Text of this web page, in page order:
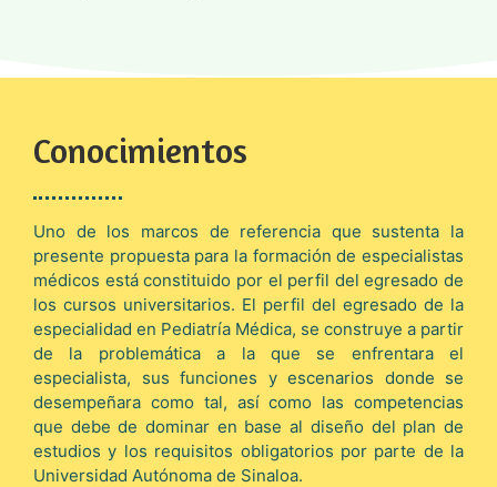
Conocimientos
Uno de los marcos de referencia que sustenta la
presente propuesta para la formación de especialistas
médicos está constituido por el perfil del egresado de
los cursos universitarios. El perfil del egresado de la
especialidad en Pediatría Médica, se construye a partir
de la problemática a la que se enfrentara el
especialista, sus funciones y escenarios donde se
desempeñara como tal, así como las competencias
que debe de dominar en base al diseño del plan de
estudios y los requisitos obligatorios por parte de la
Universidad Autónoma de Sinaloa.